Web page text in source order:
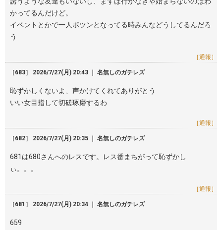
かってるんだけど。
イベントとかで一人ポツンとなってる時みんなどうしてるんだろ
う
［通報］
［683］ 2026/7/27(月) 20:43 ｜ 名無しのガチレズ
恥ずかしくないよ、声かけてくれてありがとう
いい女目指して切磋琢磨するわ
［通報］
［682］ 2026/7/27(月) 20:35 ｜ 名無しのガチレズ
681は680さんへのレスです。レス番まちがって恥ずかし
ぃ。。。
［通報］
［681］ 2026/7/27(月) 20:34 ｜ 名無しのガチレズ
659